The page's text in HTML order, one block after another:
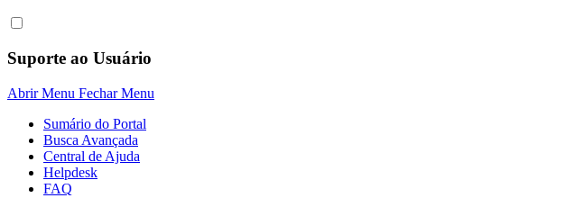
Suporte ao Usuário
Abrir Menu Fechar Menu
Sumário do Portal
Busca Avançada
Central de Ajuda
Helpdesk
FAQ